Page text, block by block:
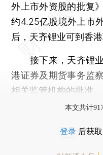
外上市外资股的批复
约4.25亿股境外上市
后，天齐锂业可到香
接下来，天齐锂业
港证券及期货事务监
相关监管机构的批准。
本文共计
登录 后获